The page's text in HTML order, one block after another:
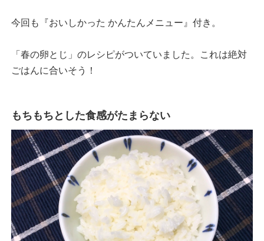
今回も『おいしかった かんたんメニュー』付き。
「春の卵とじ」のレシピがついていました。これは絶対
ごはんに合いそう！
もちもちとした食感がたまらない